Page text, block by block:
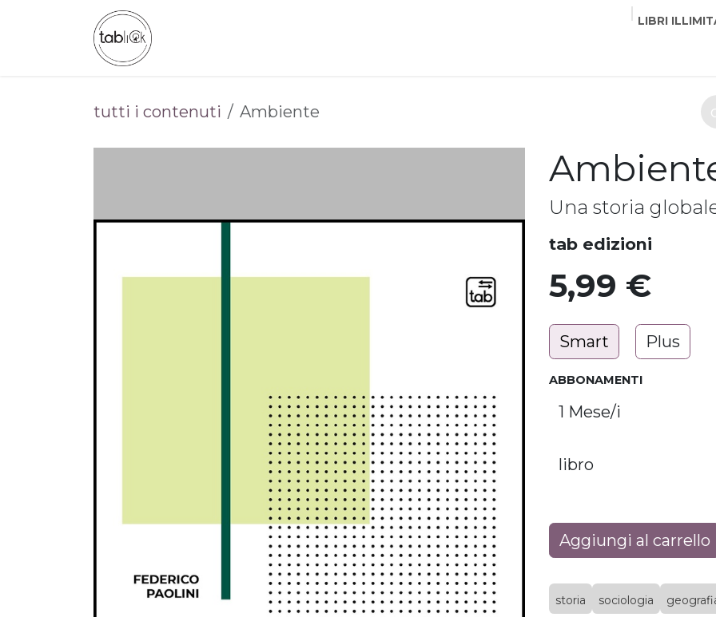
Passa al contenuto LIBRI
tutti i contenuti Ambiente
Una storia
tab edizioni
5,99 €
Smart Plus
ABBONAMENTI
Aggiungi al carrello
storia sociologia